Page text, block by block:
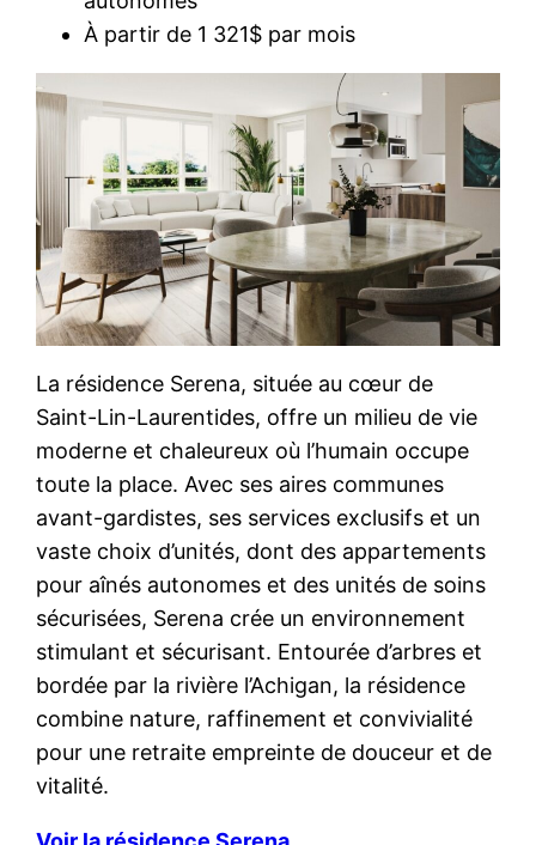
À partir de 1 321$ par mois
La résidence Serena, située au cœur de
Saint-Lin-Laurentides, offre un milieu de vie
moderne et chaleureux où l’humain occupe
toute la place. Avec ses aires communes
avant-gardistes, ses services exclusifs et un
vaste choix d’unités, dont des appartements
pour aînés autonomes et des unités de soins
sécurisées, Serena crée un environnement
stimulant et sécurisant. Entourée d’arbres et
bordée par la rivière l’Achigan, la résidence
combine nature, raffinement et convivialité
pour une retraite empreinte de douceur et de
vitalité.